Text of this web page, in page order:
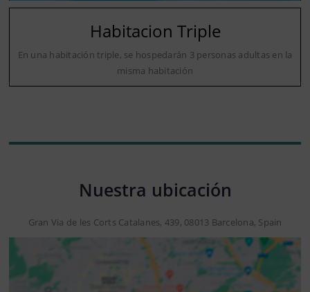
Habitacion Triple
En una habitación triple, se hospedarán 3 personas adultas en la
misma habitación
Nuestra ubicación
Gran Via de les Corts Catalanes, 439, 08013 Barcelona, Spain